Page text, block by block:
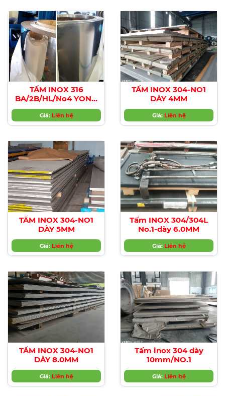
TẤM INOX 316
BA/2B/HL/No4 YONG
JIN
Giá: Liên hệ
TẤM INOX 304-NO1
DÀY 4MM
Giá: Liên hệ
TẤM INOX 304-NO1
DÀY 5MM
Giá: Liên hệ
Tấm INOX 304/304L
No.1-dày 6.0MM
Giá: Liên hệ
TẤM INOX 304-NO1
DÀY 8.0MM
Giá: Liên hệ
Tấm inox 304 dày
10mm/NO.1
Giá: Liên hệ